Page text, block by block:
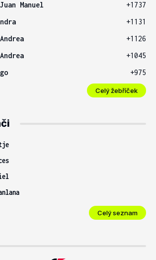
Manuel
+1737
+1131
+1126
+1045
+975
Celý žebříček
Celý seznam